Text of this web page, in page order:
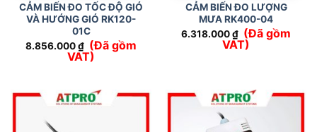
CẢM BIẾN ĐO TỐC ĐỘ GIÓ
VÀ HƯỚNG GIÓ RK120-
01C
8.856.000₫ (Đã gồm
VAT)
CẢM BIẾN ĐO LƯỢNG
MƯA RK400-04
6.318.000₫ (Đã gồm
VAT)